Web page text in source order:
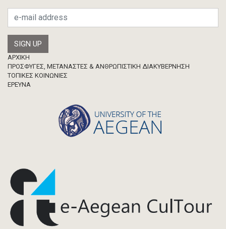
Footer
ΑΡΧΙΚΗ
ΠΡΟΣΦΥΓΕΣ, ΜΕΤΑΝΑΣΤΕΣ & ΑΝΘΡΩΠΙΣΤΙΚΗ ΔΙΑΚΥΒΕΡΝΗΣΗ
ΤΟΠΙΚΕΣ ΚΟΙΝΩΝΙΕΣ
ΈΡΕΥΝΑ